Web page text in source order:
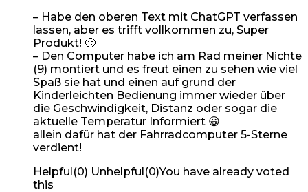
– Habe den oberen Text mit ChatGPT verfassen
lassen, aber es trifft vollkommen zu, Super
Produkt! 🙂
– Den Computer habe ich am Rad meiner Nichte
(9) montiert und es freut einen zu sehen wie viel
Spaß sie hat und einen auf grund der
Kinderleichten Bedienung immer wieder über
die Geschwindigkeit, Distanz oder sogar die
aktuelle Temperatur Informiert 😀
allein dafür hat der Fahrradcomputer 5-Sterne
verdient!
Helpful(0) Unhelpful(0)You have already voted
this